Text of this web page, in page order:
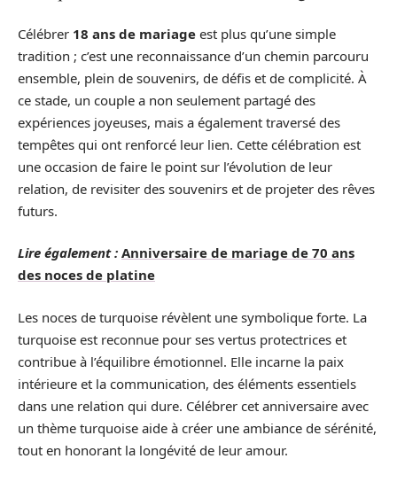
Célébrer 18 ans de mariage est plus qu’une simple
tradition ; c’est une reconnaissance d’un chemin parcouru
ensemble, plein de souvenirs, de défis et de complicité. À
ce stade, un couple a non seulement partagé des
expériences joyeuses, mais a également traversé des
tempêtes qui ont renforcé leur lien. Cette célébration est
une occasion de faire le point sur l’évolution de leur
relation, de revisiter des souvenirs et de projeter des rêves
futurs.
Lire également : Anniversaire de mariage de 70 ans
des noces de platine
Les noces de turquoise révèlent une symbolique forte. La
turquoise est reconnue pour ses vertus protectrices et
contribue à l’équilibre émotionnel. Elle incarne la paix
intérieure et la communication, des éléments essentiels
dans une relation qui dure. Célébrer cet anniversaire avec
un thème turquoise aide à créer une ambiance de sérénité,
tout en honorant la longévité de leur amour.